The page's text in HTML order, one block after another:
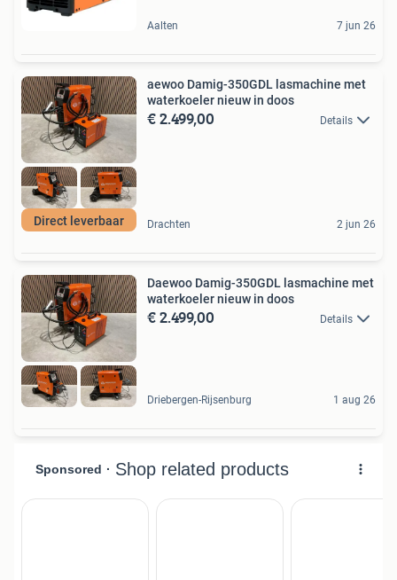
Aalten 7 jun 26
Direct leverbaar
aewoo Damig-350GDL lasmachine met
waterkoeler nieuw in doos
€ 2.499,00 Details
Drachten 2 jun 26
Daewoo Damig-350GDL lasmachine met
waterkoeler nieuw in doos
€ 2.499,00 Details
Driebergen-Rijsenburg 1 aug 26